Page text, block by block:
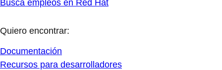
Busca empleos en Red Hat
Quiero encontrar:
Documentación
Recursos para desarrolladores